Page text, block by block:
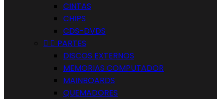
CINTAS
CHIPS
CDS-DVDS
  PARTES
DISCOS EXTERNOS
MEMORIAS COMPUTADOR
MAINBOARDS
QUEMADORES